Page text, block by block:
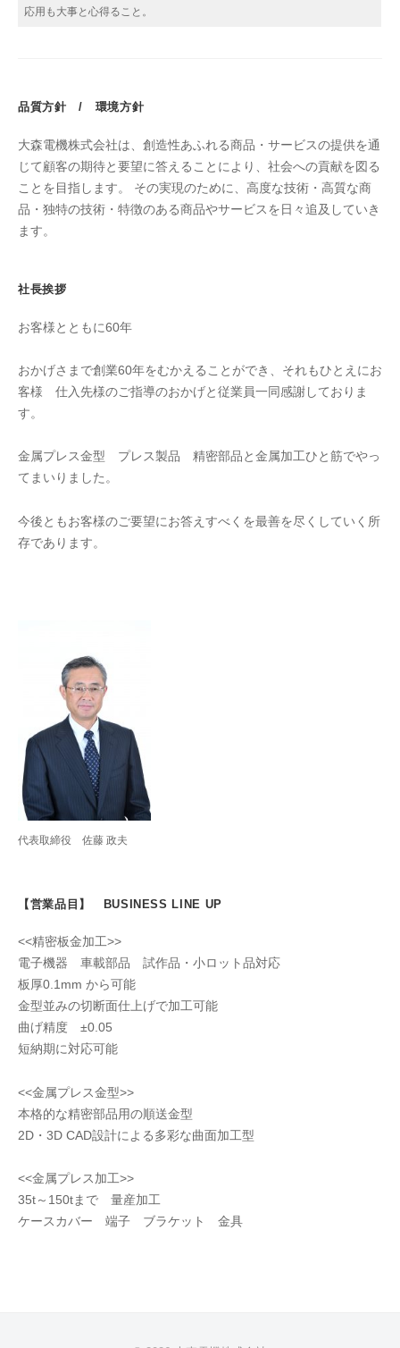
応用も大事と心得ること。
品質方針 / 環境方針
大森電機株式会社は、創造性あふれる商品・サービスの提供を通
じて顧客の期待と要望に答えることにより、社会への貢献を図る
ことを目指します。 その実現のために、高度な技術・高質な商
品・独特の技術・特徴のある商品やサービスを日々追及していき
ます。
社長挨拶
お客様とともに60年
おかげさまで創業60年をむかえることができ、それもひとえにお
客様 仕入先様のご指導のおかげと従業員一同感謝しておりま
す。
金属プレス金型 プレス製品 精密部品と金属加工ひと筋でやっ
てまいりました。
今後ともお客様のご要望にお答えすべくを最善を尽くしていく所
存であります。
代表取締役 佐藤 政夫
【営業品目】 BUSINESS LINE UP
<<精密板金加工>>
電子機器 車載部品 試作品・小ロット品対応
板厚0.1mm から可能
金型並みの切断面仕上げで加工可能
曲げ精度 ±0.05
短納期に対応可能
<<金属プレス金型>>
本格的な精密部品用の順送金型
2D・3D CAD設計による多彩な曲面加工型
<<金属プレス加工>>
35t～150tまで 量産加工
ケースカバー 端子 ブラケット 金具